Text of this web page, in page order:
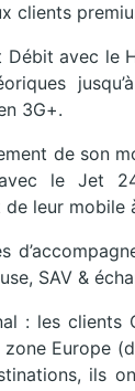
clients
avec le
3G+.
de son
le Jet
de leur
SAV &
: les clients
Europe
ils